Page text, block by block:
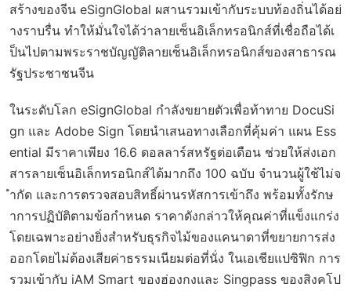
สร้างของจีน eSignGlobal ผสานรวมเข้ากับระบบท้องถิ่นได้อย่
างราบรื่น ทำให้มั่นใจได้ว่าลายเซ็นอิเล็กทรอนิกส์ที่เชื่อถือได้เ
ป็นไปตามพระราชบัญญัติลายเซ็นอิเล็กทรอนิกส์ของสาธารณ
รัฐประชาชนจีน
ในระดับโลก eSignGlobal กำลังขยายตัวเพื่อท้าทาย DocuSi
gn และ Adobe Sign โดยนำเสนอทางเลือกที่คุ้มค่า แผน Ess
ential มีราคาเพียง 16.6 ดอลลาร์สหรัฐต่อเดือน ช่วยให้ส่งเอก
สารลายเซ็นอิเล็กทรอนิกส์ได้มากถึง 100 ฉบับ จำนวนผู้ใช้ไม่จ
ำกัด และการตรวจสอบสิทธิ์ผ่านรหัสการเข้าถึง พร้อมทั้งรักษ
าการปฏิบัติตามข้อกำหนด ราคาดังกล่าวให้คุณค่าที่แข็งแกร่ง
โดยเฉพาะอย่างยิ่งสำหรับธุรกิจไม้ของแคนาดาที่ขยายการส่ง
ออกโดยไม่ต้องเสียค่าธรรมเนียมต่อที่นั่ง ในเอเชียแปซิฟิก การ
รวมเข้ากับ iAM Smart ของฮ่องกงและ Singpass ของสิงคโป